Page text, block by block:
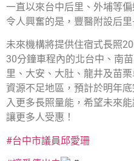
一直以來台中后里、外埔等
令人興奮的是，豐醫附設后
未來機構將提供住宿式長照
30分鐘車程內的北台中、南
里、大安、大肚、龍井及苗
資源不足地區，預計於明年
入更多長照量能，希望未來
讓更多人受惠！
#台中市議員邱愛珊